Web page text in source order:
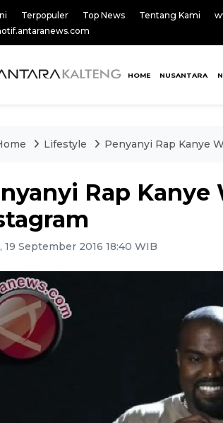
Terpopuler Top News Tentang Kami
HOME NUSANTARA
Lifestyle Penyanyi Rap Kanye
Rap Kanye
19 September 2016 18:40 WIB